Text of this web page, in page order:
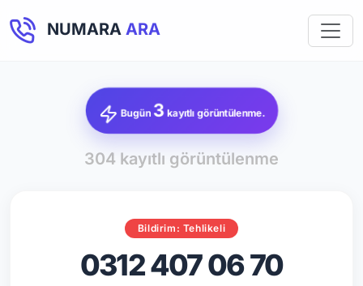
NUMARA ARA
Bugün 3kayıtlı görüntülenme.
304 kayıtlı görüntülenme
Bildirim: Tehlikeli
0312 407 06 70